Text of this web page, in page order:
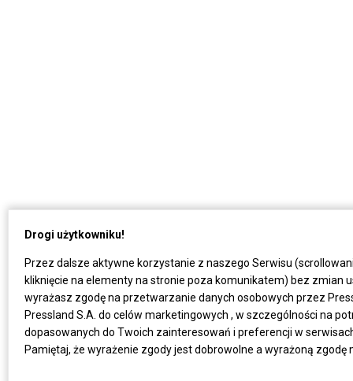
Drogi użytkowniku!
Przez dalsze aktywne korzystanie z naszego Serwisu
kliknięcie na elementy na stronie poza komunikatem) bez zmian
wyrażasz zgodę na przetwarzanie danych osobowych przez
Pressland S.A. do celów marketingowych , w szczególności na
dopasowanych do Twoich zainteresowań i preferencji w
Pamiętaj, że wyrażenie zgody jest dobrowolne a wyrażoną